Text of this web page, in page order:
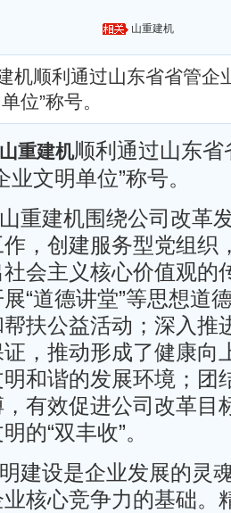
山重建机
机顺利通过山东省省管企
位”称号。
山重建机顺利通过山东
文明单位”称号。
建机围绕公司改革
，创建服务型党组织
会主义核心价值观的
“道德讲堂”等思想道
扶公益活动；深入推
，推动形成了健康向
和谐的发展环境；团
有效促进公司改革目
的“双丰收”。
设是企业发展的灵
核心竞争力的基础。